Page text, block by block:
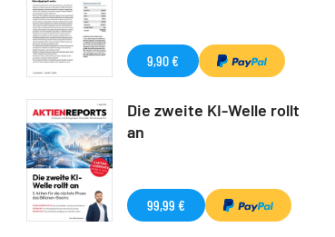
9,90 €
Die zweite KI-Welle rollt
an
99,99 €